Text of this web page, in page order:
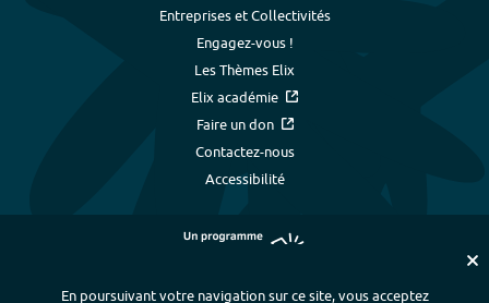
Entreprises et Collectivités
Engagez-vous !
Les Thèmes Elix
Elix académie
Faire un don
Contactez-nous
Accessibilité
En poursuivant votre navigation sur ce site, vous acceptez